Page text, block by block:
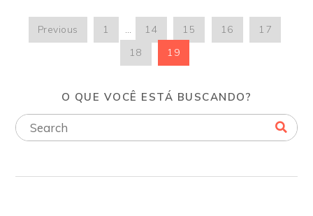
Previous 1 … 14 15 16
17
18
19
O QUE VOCÊ ESTÁ BUSCANDO?